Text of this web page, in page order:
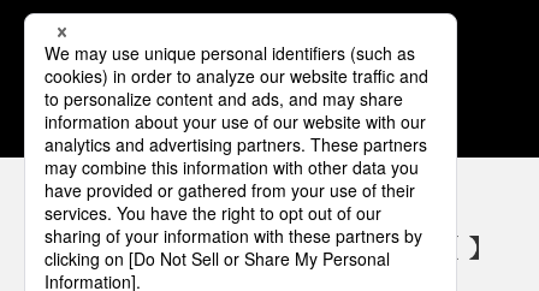
1 2 3 4 5
パナソニックの電気設備 SNSアカウント